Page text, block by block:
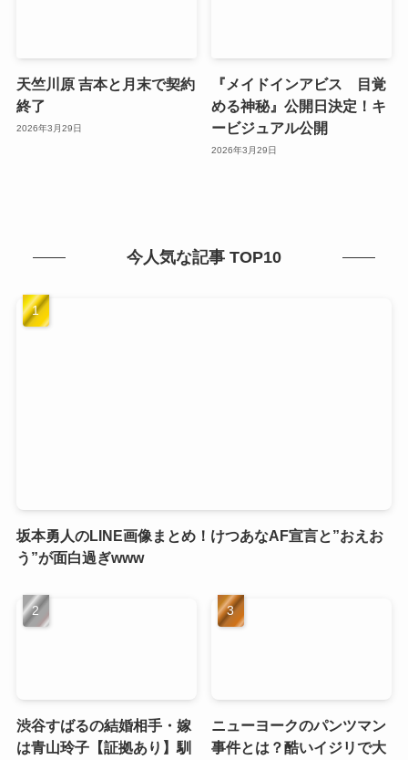
天竺川原 吉本と月末で契約
終了
2026年3月29日
『メイドインアビス 目覚
める神秘』公開日決定！キ
ービジュアル公開
2026年3月29日
今人気な記事 TOP10
坂本勇人のLINE画像まとめ！けつあなAF宣言と”おえお
う”が面白過ぎwww
渋谷すばるの結婚相手・嫁
は青山玲子【証拠あり】馴
ニューヨークのパンツマン
事件とは？酷いイジリで大